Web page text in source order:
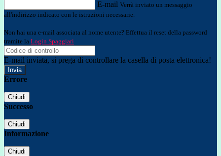
E-mail Verrà inviato un messaggio
all'indirizzo indicato con le istruzioni necessarie.
Non hai una e-mail associata al nome utente? Effettua il reset della password
tramite la Login Spaggiari
E-mail inviata, si prega di controllare la casella di posta elettronica!
Errore
Chiudi
Successo
Chiudi
Informazione
Chiudi